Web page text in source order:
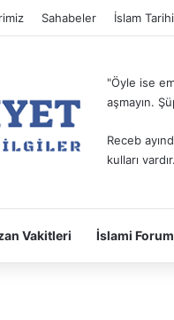
Sahabeler İslam Tarihi
"Öyle ise
aşmayın.
Receb
kulları
Vakitleri İslami Forum